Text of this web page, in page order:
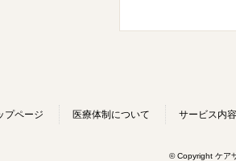
プページ 医療体制について サービス内容
© Copyright ケア